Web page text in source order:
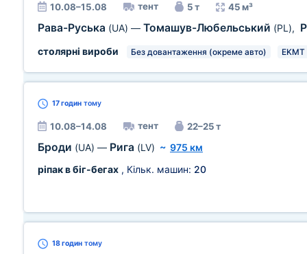
10.08–15.08 тент 5 т 45 м³
Рава-Руська (UA) — Томашув-Любельський (PL),
столярні вироби Без довантаження (окреме авто) EKMT
17 годин тому
10.08–14.08 тент 22–25 т
Броди (UA) — Рига (LV) ~ 975 км
ріпак в біг-бегах , Кільк. машин: 20
18 годин тому